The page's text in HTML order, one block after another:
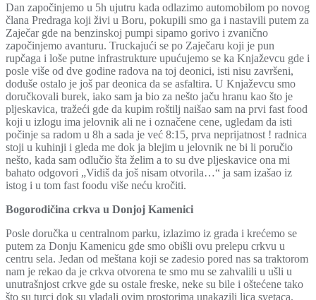
Dan započinjemo u 5h ujutru kada odlazimo automobilom po novog
člana Predraga koji živi u Boru, pokupili smo ga i nastavili putem za
Zaječar gde na benzinskoj pumpi sipamo gorivo i zvanično
započinjemo avanturu. Truckajući se po Zaječaru koji je pun
rupčaga i loše putne infrastrukture upućujemo se ka Knjaževcu gde i
posle više od dve godine radova na toj deonici, isti nisu završeni,
doduše ostalo je još par deonica da se asfaltira. U Knjaževcu smo
doručkovali burek, iako sam ja bio za nešto jaču hranu kao što je
pljeskavica, tražeći gde da kupim roštilj naišao sam na prvi fast food
koji u izlogu ima jelovnik ali ne i označene cene, ugledam da isti
počinje sa radom u 8h a sada je već 8:15, prva neprijatnost ! radnica
stoji u kuhinji i gleda me dok ja blejim u jelovnik ne bi li poručio
nešto, kada sam odlučio šta želim a to su dve pljeskavice ona mi
bahato odgovori „Vidiš da još nisam otvorila…“ ja sam izašao iz
istog i u tom fast foodu više neću kročiti.
Bogorodičina crkva u Donjoj Kamenici
Posle doručka u centralnom parku, izlazimo iz grada i krećemo se
putem za Donju Kamenicu gde smo obišli ovu prelepu crkvu u
centru sela. Jedan od meštana koji se zadesio pored nas sa traktorom
nam je rekao da je crkva otvorena te smo mu se zahvalili u ušli u
unutrašnjost crkve gde su ostale freske, neke su bile i oštećene tako
što su turci dok su vladali ovim prostorima unakazili lica svetaca.